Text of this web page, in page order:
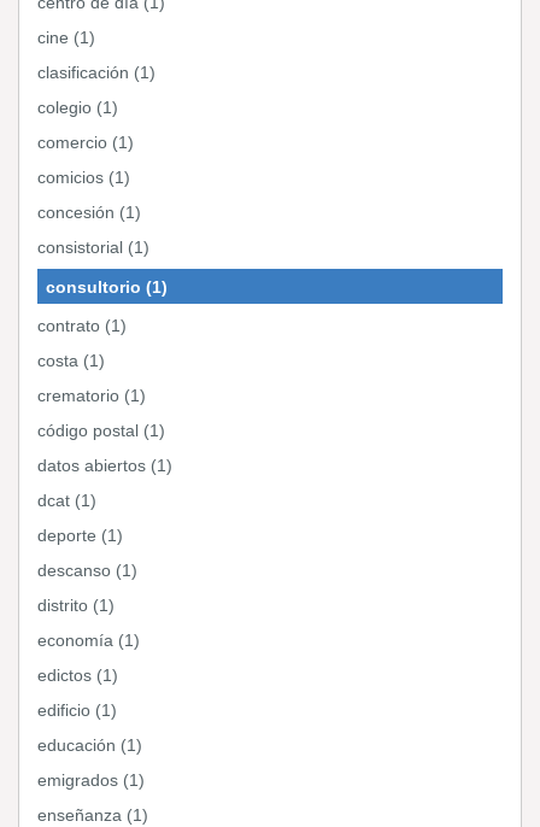
cine (1)
clasificación (1)
colegio (1)
comercio (1)
comicios (1)
concesión (1)
consistorial (1)
consultorio (1)
contrato (1)
costa (1)
crematorio (1)
código postal (1)
datos abiertos (1)
dcat (1)
deporte (1)
descanso (1)
distrito (1)
economía (1)
edictos (1)
edificio (1)
educación (1)
emigrados (1)
enseñanza (1)